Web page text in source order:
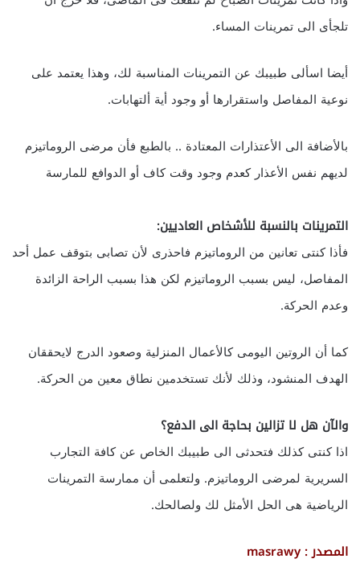
تلجأى الى تمرينات المساء.
أيضا اسألى طبيبك عن التمرينات المناسبة لك، وهذا يعتمد على
نوعية المفاصل واستقرارها أو وجود أية ألتهابات.
بالأضافة الى الأعتذارات المعتادة .. بالطبع فأن مرضى الروماتيزم
لديهم نفس الأعذار كعدم وجود وقت كاف أو الدوافع للمارسة
التمرينات بالنسبة للأشخاص العاديين:
فأذا كنتى تعانين من الروماتيزم فاحذرى لأن تصابى بتوقف عمل أحد
المفاصل، ليس بسبب الروماتيزم لكن هذا بسبب الراحة الزائدة
وعدم الحركة.
كما أن الروتين اليومى كالأعمال المنزلية وصعود الدرج لايحققان
الهدف المنشود، وذلك لأنك تستخدمين نطاق معين من الحركة.
والآن هل لا تزالين بحاجة الى الدفع؟
اذا كنتى كذلك فتحدثى الى طبيبك الخاص عن كافة التجارب
السريرية لمرضى الروماتيزم. ولتعلمى أن ممارسة التمرينات
الرياضية هى الحل الأمثل لك ولصالحك.
المصدر : masrawy